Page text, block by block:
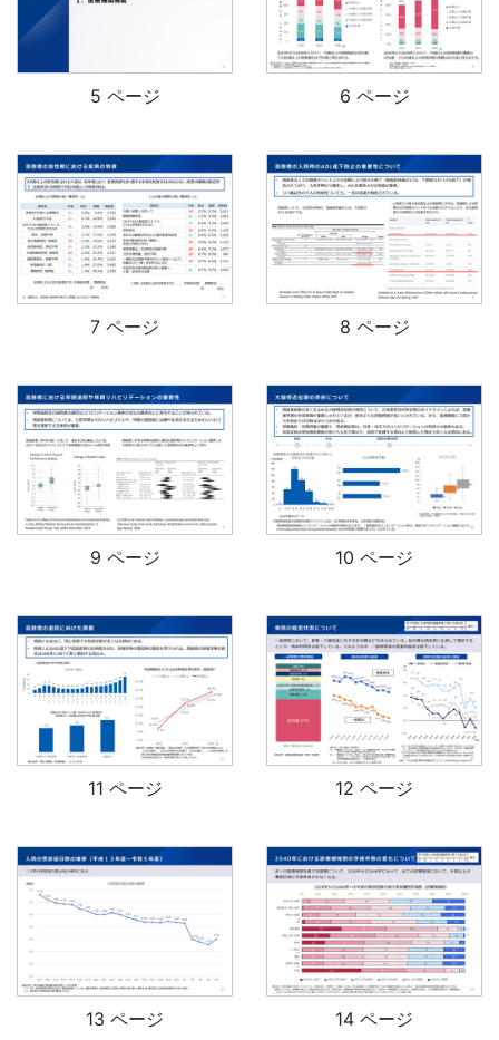
5 ページ 6 ページ
7 ページ 8 ページ
9 ページ 10 ページ
11 ページ 12 ページ
13 ページ 14 ページ